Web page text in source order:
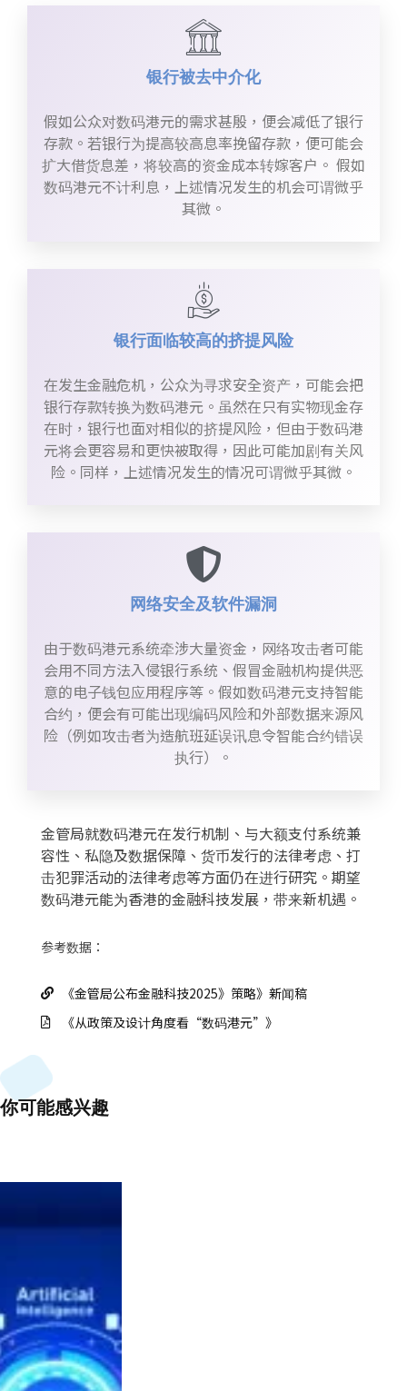
银行被去中介化
假如公众对数码港元的需求甚殷，便会减低了银行
存款。若银行为提高较高息率挽留存款，便可能会
扩大借货息差，将较高的资金成本转嫁客户。 假如
数码港元不计利息，上述情况发生的机会可谓微乎
其微。
银行面临较高的挤提风险
在发生金融危机，公众为寻求安全资产，可能会把
银行存款转换为数码港元。虽然在只有实物现金存
在时，银行也面对相似的挤提风险，但由于数码港
元将会更容易和更快被取得，因此可能加剧有关风
险。同样，上述情况发生的情况可谓微乎其微。
网络安全及软件漏洞
由于数码港元系统牵涉大量资金，网络攻击者可能
会用不同方法入侵银行系统、假冒金融机构提供恶
意的电子钱包应用程序等。假如数码港元支持智能
合约，便会有可能出现编码风险和外部数据来源风
险（例如攻击者为造航班延误讯息令智能合约错误
执行）。
金管局就数码港元在发行机制、与大额支付系统兼
容性、私隐及数据保障、货币发行的法律考虑、打
击犯罪活动的法律考虑等方面仍在进行研究。期望
数码港元能为香港的金融科技发展，带来新机遇。
参考数据：
《金管局公布金融科技2025》策略》新闻稿
《从政策及设计角度看“数码港元”》
你可能感兴趣